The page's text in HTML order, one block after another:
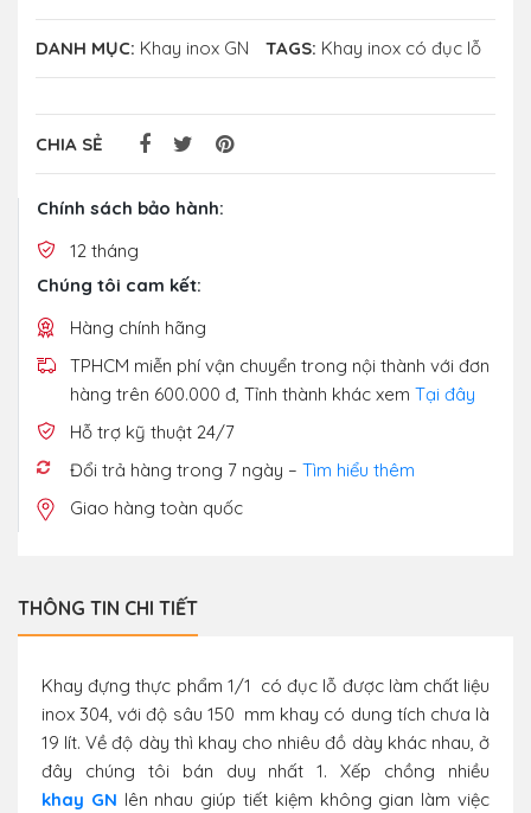
DANH MỤC: Khay inox GN TAGS: Khay inox có đục lỗ
CHIA SẺ
Chính sách bảo hành:
12 tháng
Chúng tôi cam kết:
Hàng chính hãng
TPHCM miễn phí vận chuyển trong nội thành với đơn
hàng trên 600.000 đ, Tỉnh thành khác xem Tại đây
Hỗ trợ kỹ thuật 24/7
Đổi trả hàng trong 7 ngày – Tìm hiểu thêm
Giao hàng toàn quốc
THÔNG TIN CHI TIẾT
Khay đựng thực phẩm 1/1 có đục lỗ được làm chất liệu
inox 304, với độ sâu 150 mm khay có dung tích chưa là
19 lít. Về độ dày thì khay cho nhiêu đồ dày khác nhau, ở
đây chúng tôi bán duy nhất 1. Xếp chồng nhiều
khay GN lên nhau giúp tiết kiệm không gian làm việc